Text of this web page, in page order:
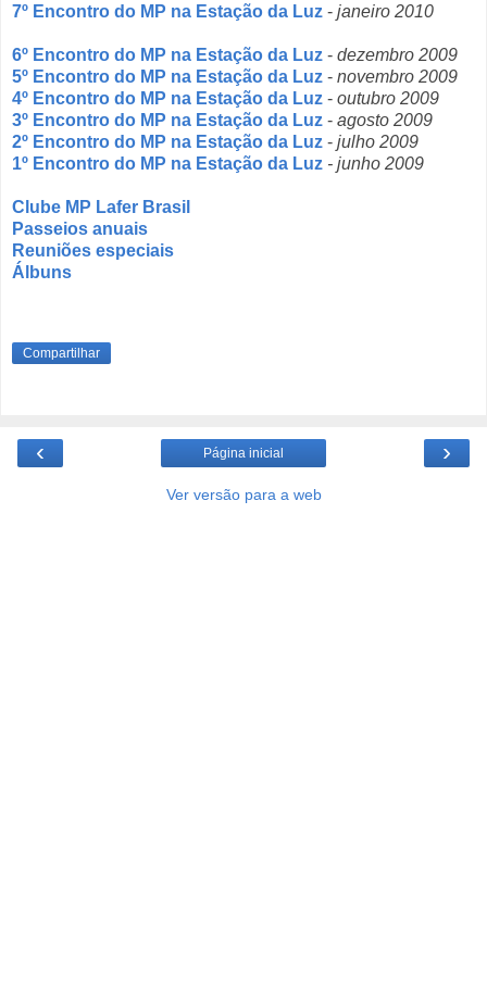
7º Encontro do MP na Estação da Luz - janeiro 2010
6º Encontro do MP na Estação da Luz - dezembro 2009
5º Encontro do MP na Estação da Luz - novembro 2009
4º Encontro do MP na Estação da Luz - outubro 2009
3º Encontro do MP na Estação da Luz - agosto 2009
2º Encontro do MP na Estação da Luz - julho 2009
1º Encontro do MP na Estação da Luz - junho 2009
Clube MP Lafer Brasil
Passeios anuais
Reuniões especiais
Álbuns
Compartilhar
‹ ›
Página inicial
Ver versão para a web